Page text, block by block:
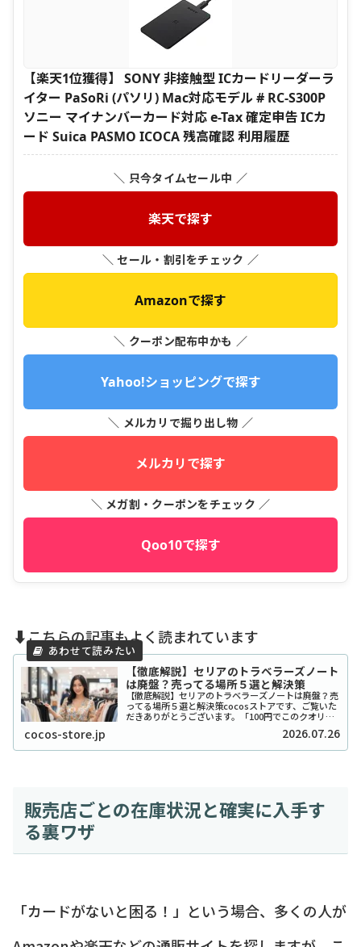
【楽天1位獲得】 SONY 非接触型 ICカードリーダーラ
イター PaSoRi (パソリ) Mac対応モデル # RC-S300P
ソニー マイナンバーカード対応 e-Tax 確定申告 ICカ
ード Suica PASMO ICOCA 残高確認 利用履歴
＼ 只今タイムセール中 ／
楽天で探す
＼ セール・割引をチェック ／
Amazonで探す
＼ クーポン配布中かも ／
Yahoo!ショッピングで探す
＼ メルカリで掘り出し物 ／
メルカリで探す
＼ メガ割・クーポンをチェック ／
Qoo10で探す
⬇️こちらの記事もよく読まれています
【徹底解説】セリアのトラベラーズノート
は廃盤？売ってる場所５選と解決策
【徹底解説】セリアのトラベラーズノートは廃盤？売
ってる場所５選と解決策cocosストアです、ご覧いた
だきありがとうございます。「100円でこのクオリテ
ィ！？」とSNSで爆発的な人気を博したセリアのトラ
ベラーズノート風リフィルやカバーですが、...
cocos-store.jp 2026.07.26
販売店ごとの在庫状況と確実に入手す
る裏ワザ
「カードがないと困る！」という場合、多くの人が